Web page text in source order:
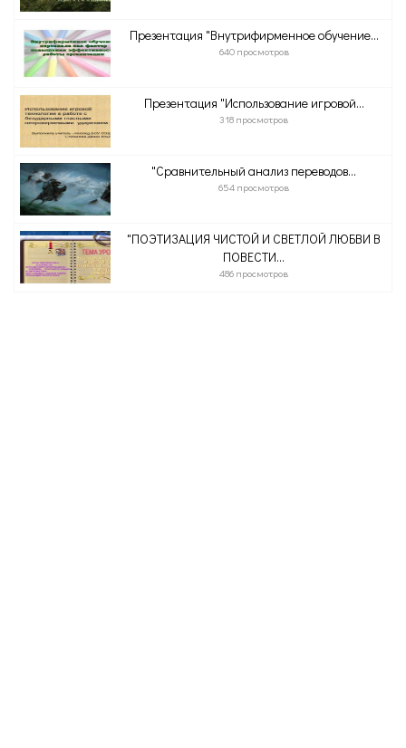
Презентация "Внутрифирменное обучение...
640 просмотров
Презентация "Использование игровой...
318 просмотров
"Сравнительный анализ переводов...
654 просмотров
"ПОЭТИЗАЦИЯ ЧИСТОЙ И СВЕТЛОЙ ЛЮБВИ В
ПОВЕСТИ...
486 просмотров